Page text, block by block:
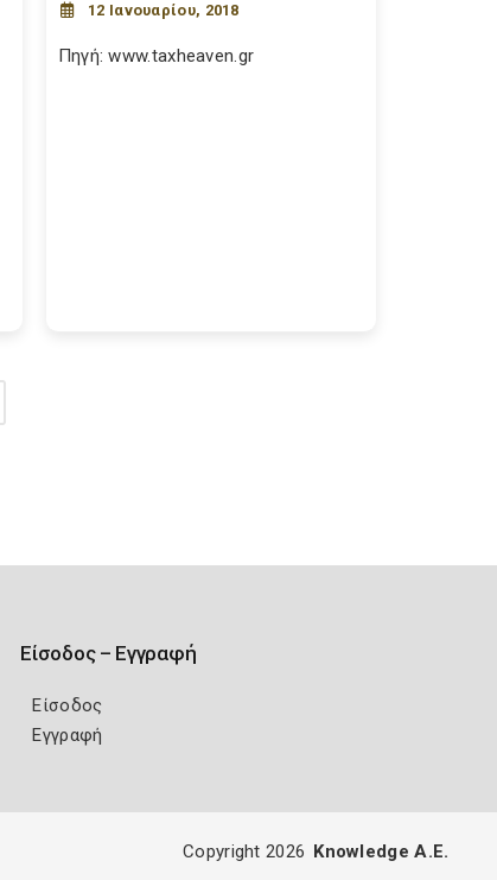
12 Ιανουαρίου, 2018
Πηγή: www.taxheaven.gr
Είσοδος – Εγγραφή
Είσοδος
Εγγραφή
Copyright 2026 Knowledge A.E.